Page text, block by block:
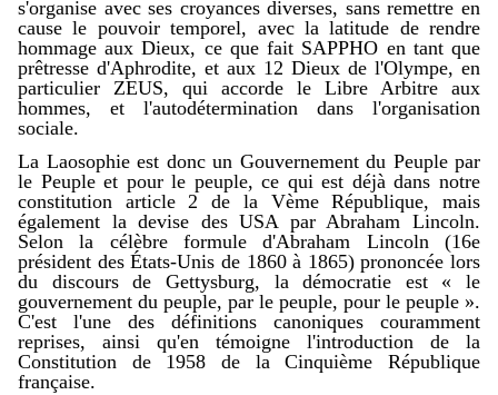
s'organise avec ses croyances diverses, sans remettre en
cause le pouvoir temporel, avec la latitude de rendre
hommage aux Dieux, ce que fait SAPPHO en tant que
prêtresse d'Aphrodite, et aux 12 Dieux de l'Olympe, en
particulier ZEUS, qui accorde le Libre Arbitre aux
hommes, et l'autodétermination dans l'organisation
sociale.
La Laosophie est donc un Gouvernement du Peuple par
le Peuple et pour le peuple, ce qui est déjà dans notre
constitution article 2 de la Vème République, mais
également la devise des USA par Abraham Lincoln.
Selon la célèbre formule d'Abraham Lincoln (16e
président des États-Unis de 1860 à 1865) prononcée lors
du discours de Gettysburg, la démocratie est « le
gouvernement du peuple, par le peuple, pour le peuple ».
C'est l'une des définitions canoniques couramment
reprises, ainsi qu'en témoigne l'introduction de la
Constitution de 1958 de la Cinquième République
française.